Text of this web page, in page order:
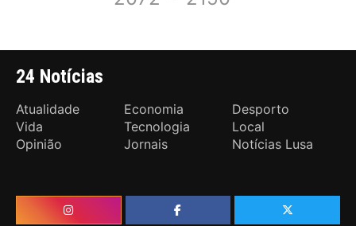
24 Notícias
Atualidade Economia
Desporto
Vida
Tecnologia
Local
Opinião
Jornais Notícias Lusa